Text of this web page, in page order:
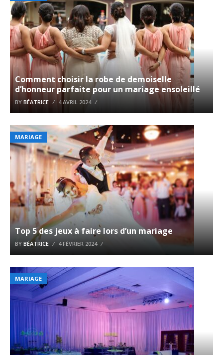
Comment choisir la robe de demoiselle
d’honneur parfaite pour un mariage ensoleillé
BY BÉATRICE 4 AVRIL 2024
MARIAGE
Top 5 des jeux à faire lors d’un mariage
BY BÉATRICE 4 FÉVRIER 2024
MARIAGE